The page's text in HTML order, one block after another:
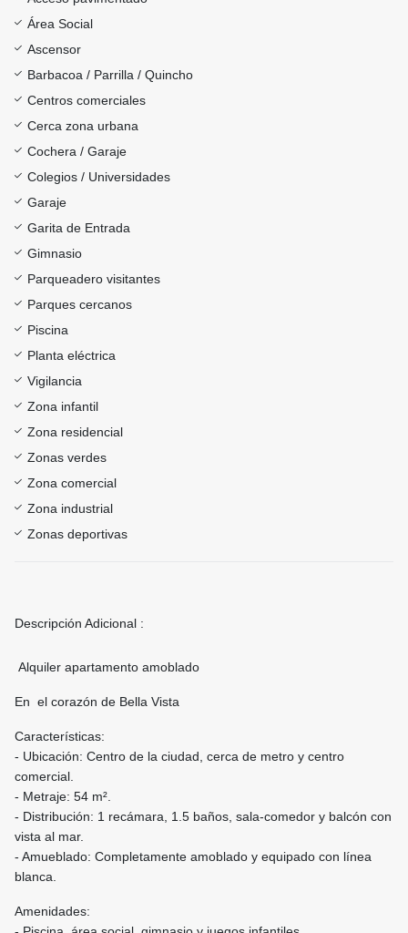
Área Social
Ascensor
Barbacoa / Parrilla / Quincho
Centros comerciales
Cerca zona urbana
Cochera / Garaje
Colegios / Universidades
Garaje
Garita de Entrada
Gimnasio
Parqueadero visitantes
Parques cercanos
Piscina
Planta eléctrica
Vigilancia
Zona infantil
Zona residencial
Zonas verdes
Zona comercial
Zona industrial
Zonas deportivas
Descripción Adicional :
Alquiler apartamento amoblado
En el corazón de Bella Vista
Características:
- Ubicación: Centro de la ciudad, cerca de metro y centro
comercial.
- Metraje: 54 m².
- Distribución: 1 recámara, 1.5 baños, sala-comedor y balcón con
vista al mar.
- Amueblado: Completamente amoblado y equipado con línea
blanca.
Amenidades: